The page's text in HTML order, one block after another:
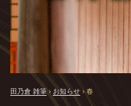
田乃倉 雑筆 › お知らせ › 春